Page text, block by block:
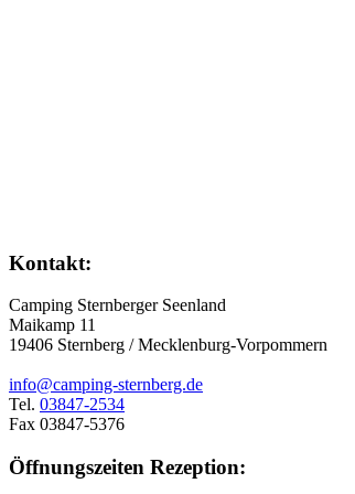
Kontakt:
Camping Sternberger Seenland
Maikamp 11
19406 Sternberg / Mecklenburg-Vorpommern
info@camping-sternberg.de
Tel. 03847-2534
Fax 03847-5376
Öffnungszeiten Rezeption: